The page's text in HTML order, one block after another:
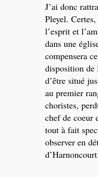
J’ai donc
Pleyel.
l’esprit et
dans une
compensera
disposition de
d’être situé
au premier
choristes,
chef de coeur
tout à fait
observer en
d’Harnoncourt.